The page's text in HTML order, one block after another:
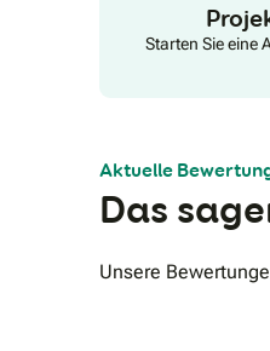
Starten Sie eine
Aktuelle
Das
Unsere